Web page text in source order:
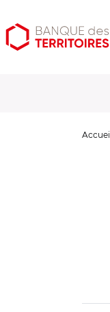
Aller
au
Aller
au
Ouvrir
les
Accueil